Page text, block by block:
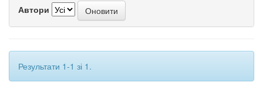
Автори
Результати 1-1 зі 1.